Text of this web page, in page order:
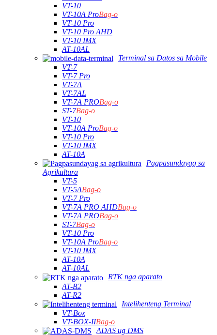
VT-10
VT-10A ProBag-o
VT-10 Pro
VT-10 Pro AHD
VT-10 IMX
AT-10AL
Terminal sa Datos sa Mobile
VT-7
VT-7 Pro
VT-7A
VT-7AL
VT-7A PROBag-o
ST-7Bag-o
VT-10
VT-10A ProBag-o
VT-10 Pro
VT-10 IMX
AT-10A
Pagpasundayag sa
Agrikultura
VT-5
VT-5ABag-o
VT-7 Pro
VT-7A PRO AHDBag-o
VT-7A PROBag-o
ST-7Bag-o
VT-10 Pro
VT-10A ProBag-o
VT-10 IMX
AT-10A
AT-10AL
RTK nga aparato
AT-B2
AT-R2
Intelihenteng Terminal
VT-Box
VT-BOX-IIBag-o
ADAS ug DMS